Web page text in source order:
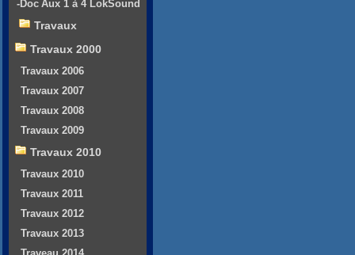
-Doc Aux 1 à 4 LokSound
Travaux
Travaux 2000
Travaux 2006
Travaux 2007
Travaux 2008
Travaux 2009
Travaux 2010
Travaux 2010
Travaux 2011
Travaux 2012
Travaux 2013